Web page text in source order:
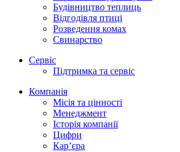
Будівництво теплиць
Відгодівля птиці
Розведення комах
Свинарство
Сервіс
Підтримка та сервіс
Компанія
Місія та цінності
Менеджмент
Історія компанії
Цифри
Кар’єра